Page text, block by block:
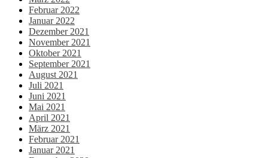
Februar 2022
Januar 2022
Dezember 2021
November 2021
Oktober 2021
September 2021
August 2021
Juli 2021
Juni 2021
Mai 2021
April 2021
März 2021
Februar 2021
Januar 2021